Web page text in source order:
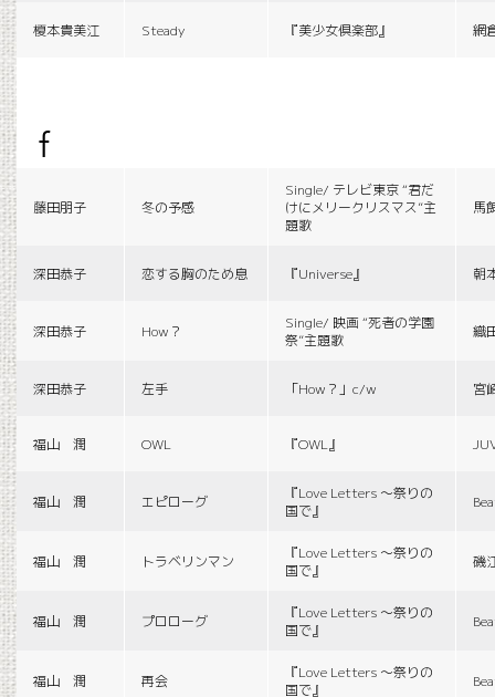
榎本貴美江 Steady 『美少女倶楽部』 網
f
藤田朋子 冬の予感
Single/ テレビ東京 “君だ
けにメリークリスマス”主
題歌
馬
深田恭子 恋する胸のため息 『Universe』 朝
深田恭子 How？
Single/ 映画 “死者の学園
祭”主題歌
織
深田恭子 左手 「How？」c/w 宮
福山 潤 OWL 『OWL』
福山 潤 エピローグ
『Love Letters 〜祭りの
国で』
福山 潤 トラベリンマン
『Love Letters 〜祭りの
国で』
磯
福山 潤 プロローグ
『Love Letters 〜祭りの
国で』
福山 潤 再会
『Love Letters 〜祭りの
国で』